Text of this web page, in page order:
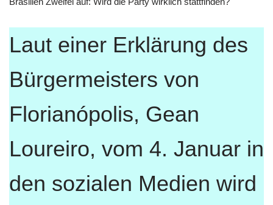
Laut einer Erklärung des
Bürgermeisters von
Florianópolis, Gean
Loureiro, vom 4. Januar in
den sozialen Medien wird